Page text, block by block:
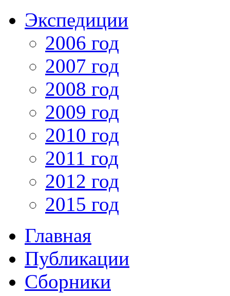
Экспедиции
2006 год
2007 год
2008 год
2009 год
2010 год
2011 год
2012 год
2015 год
Главная
Публикации
Сборники